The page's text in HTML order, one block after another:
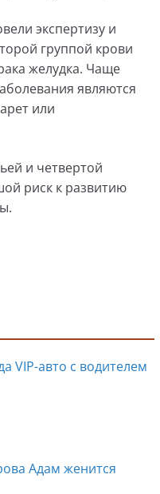
экспертизу и
группой крови
желудка. Чаще
являются
или
и четвертой
риск к развитию
VIP-авто с водителем
Адам женится